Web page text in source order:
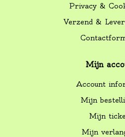
Privacy &
Verzend &
Mijn
Account
Mijn
Mijn
Mijn